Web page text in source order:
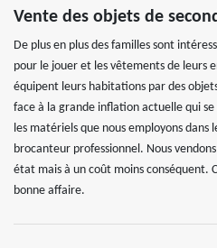
Vente des objets de
De plus en plus des familles sont
pour le jouer et les vêtements de leurs
équipent leurs habitations par des
face à la grande inflation actuelle qui
les matériels que nous employons dans
brocanteur professionnel. Nous
état mais à un coût moins conséquent.
bonne affaire.